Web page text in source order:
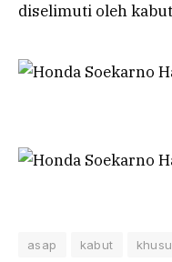
diselimuti oleh
asap kabut